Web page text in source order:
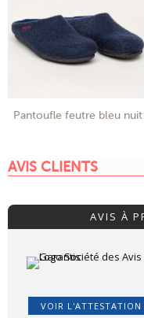
Pantoufle feutre bleu nuit
AVIS CLIENTS
AVIS À
VOIR L'ATTESTATION